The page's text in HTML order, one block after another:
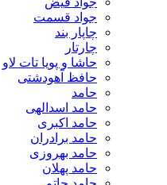
جواد قسمت
چاپار بند
چارتار
حاشا و پویا تات لاو
حافظ آهودشتی
حامد
حامد اسدالهی
حامد اکبری
حامد برادران
حامد بهروزی
حامد پهلان